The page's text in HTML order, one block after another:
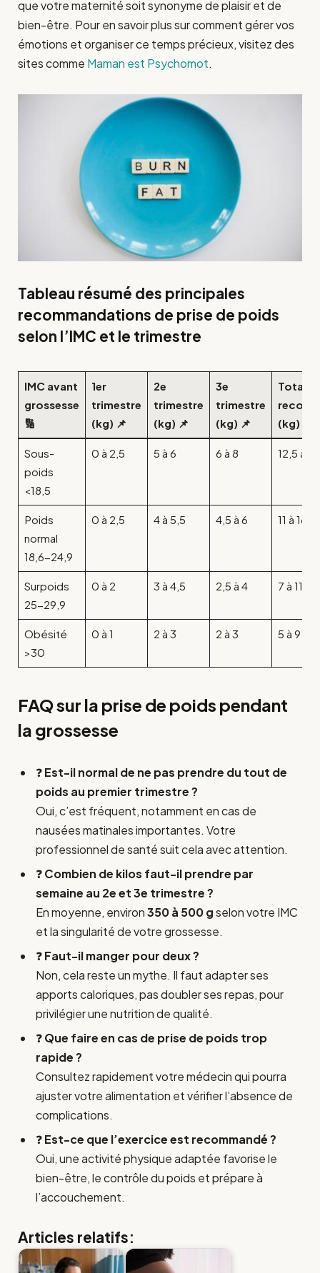
que votre maternité soit synonyme de plaisir et de
bien-être. Pour en savoir plus sur comment gérer vos
émotions et organiser ce temps précieux, visitez des
sites comme Maman est Psychomot.
Tableau résumé des principales
recommandations de prise de poids
selon l’IMC et le trimestre
IMC avant
grossesse
🔢
1er
trimestre
(kg) 📌
2e
trimestre
(kg) 📌
3e
trimestre
(kg) 📌
Total
(kg) 🎯
Sous-
poids
<18,5
0 à 2,5 5 à 6 6 à 8 12,5 à 18
Poids
normal
18,6-24,9
0 à 2,5 4 à 5,5 4,5 à 6 11 à 16
Surpoids
25-29,9
0 à 2 3 à 4,5 2,5 à 4 7 à 11
Obésité
>30
0 à 1 2 à 3 2 à 3 5 à 9
FAQ sur la prise de poids pendant
la grossesse
❓Est-il normal de ne pas prendre du tout de
poids au premier trimestre ?
Oui, c’est fréquent, notamment en cas de
nausées matinales importantes. Votre
professionnel de santé suit cela avec attention.
❓Combien de kilos faut-il prendre par
semaine au 2e et 3e trimestre ?
En moyenne, environ350 à 500 gselon votre IMC
et la singularité de votre grossesse.
❓Faut-il manger pour deux ?
Non, cela reste un mythe. Il faut adapter ses
apports caloriques, pas doubler ses repas, pour
privilégier une nutrition de qualité.
❓Que faire en cas de prise de poids trop
rapide ?
Consultez rapidement votre médecin qui pourra
ajuster votre alimentation et vérifier l’absence de
complications.
❓Est-ce que l’exercice est recommandé ?
Oui, une activité physique adaptée favorise le
bien-être, le contrôle du poids et prépare à
l’accouchement.
Articles relatifs: